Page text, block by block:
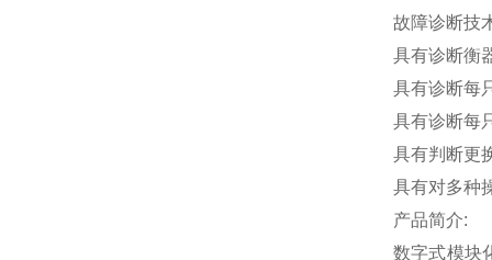
故障诊断技
具有诊断衡
具有诊断每
具有诊断每
具有判断更
具有对多种
产品简介:
数字式模块